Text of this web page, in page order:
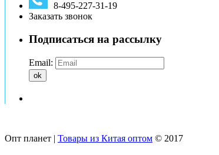
8-495-227-31-19
Заказать звонок
Подписаться на рассылку
Email:
ok
Опт планет | Товары из Китая оптом © 2017